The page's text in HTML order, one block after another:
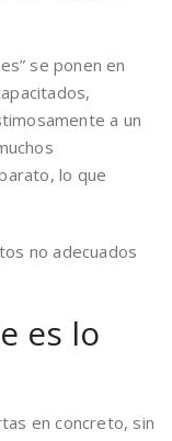
se ponen en
a un
lo que
no adecuados
es lo
en concreto, sin